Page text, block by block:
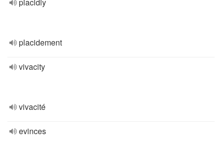
placidement
vivacity
vivacité
evinces